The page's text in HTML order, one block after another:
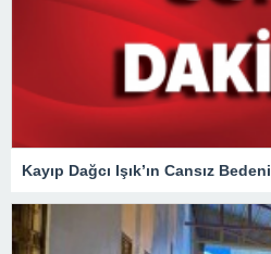
Kayıp Dağcı Işık’ın Cansız